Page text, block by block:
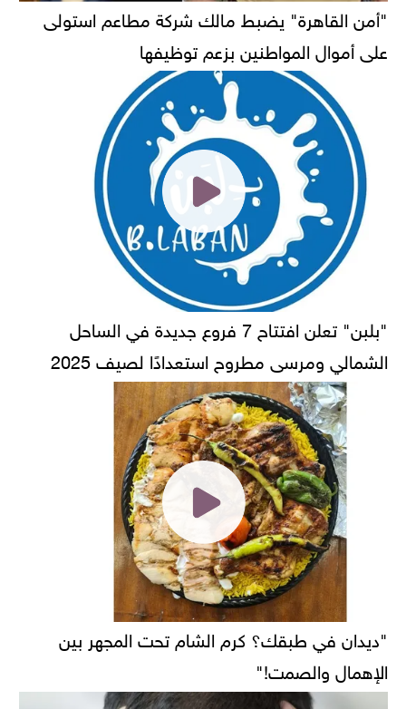
"أمن القاهرة" يضبط مالك شركة مطاعم استولى
على أموال المواطنين بزعم توظيفها
"بلبن" تعلن افتتاح 7 فروع جديدة في الساحل
الشمالي ومرسى مطروح استعدادًا لصيف 2025
"ديدان في طبقك؟ كرم الشام تحت المجهر بين
الإهمال والصمت!"